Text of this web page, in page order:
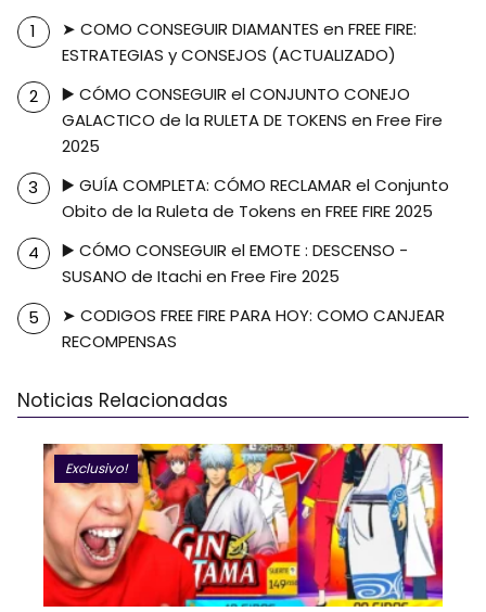
➤ COMO CONSEGUIR DIAMANTES en FREE FIRE:
ESTRATEGIAS y CONSEJOS (ACTUALIZADO)
▶️ CÓMO CONSEGUIR el CONJUNTO CONEJO
GALACTICO de la RULETA DE TOKENS en Free Fire
2025
▶️ GUÍA COMPLETA: CÓMO RECLAMAR el Conjunto
Obito de la Ruleta de Tokens en FREE FIRE 2025
▶️ CÓMO CONSEGUIR el EMOTE : DESCENSO -
SUSANO de Itachi en Free Fire 2025
➤ CODIGOS FREE FIRE PARA HOY: COMO CANJEAR
RECOMPENSAS
Noticias Relacionadas
Exclusivo!